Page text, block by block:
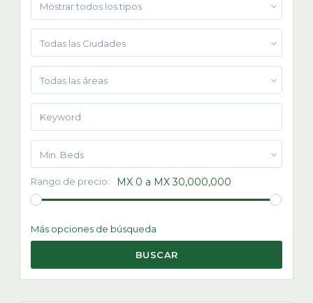
Mostrar todos los tipos
Todas las Ciudades
Todas las áreas
Min. Beds
Rango de precio: MX 0 a MX 30,000,000
Más opciones de búsqueda
BUSCAR